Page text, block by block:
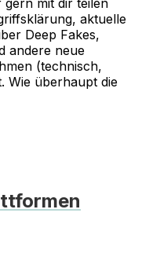
aktuelle
Deep Fakes,
andere neue
(technisch,
Wie überhaupt die